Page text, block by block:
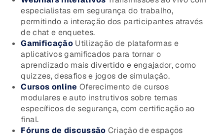
especialistas em segurança do trabalho,
permitindo a interação dos participantes através
de chat e enquetes.
GamificaçãoUtilização de plataformas e
aplicativos gamificados para tornar o
aprendizado mais divertido e engajador, como
quizzes, desafios e jogos de simulação.
Cursos online Oferecimento de cursos
modulares e auto instrutivos sobre temas
específicos de segurança, com certificação ao
final.
Fóruns de discussão Criação de espaços